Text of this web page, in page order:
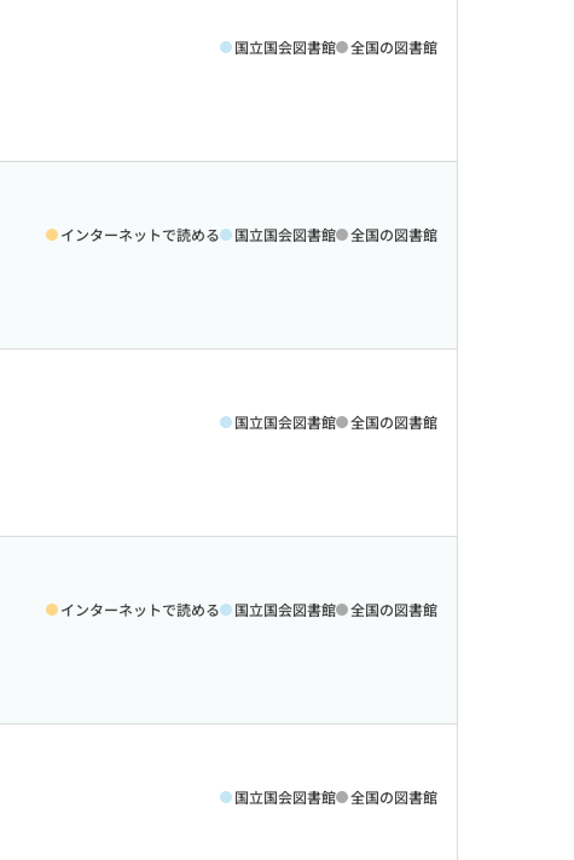
国立国会図書館 全国の図書館
インターネットで読める 国立国会図書館 全国の図書館
国立国会図書館 全国の図書館
インターネットで読める 国立国会図書館 全国の図書館
国立国会図書館 全国の図書館